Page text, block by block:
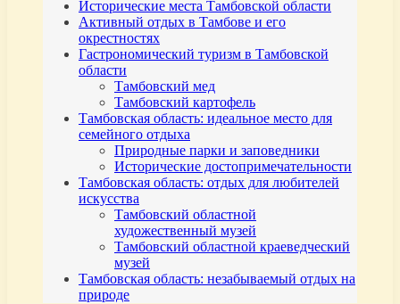
Исторические места Тамбовской области
Активный отдых в Тамбове и его
окрестностях
Гастрономический туризм в Тамбовской
области
Тамбовский мед
Тамбовский картофель
Тамбовская область: идеальное место для
семейного отдыха
Природные парки и заповедники
Исторические достопримечательности
Тамбовская область: отдых для любителей
искусства
Тамбовский областной
художественный музей
Тамбовский областной краеведческий
музей
Тамбовская область: незабываемый отдых на
природе